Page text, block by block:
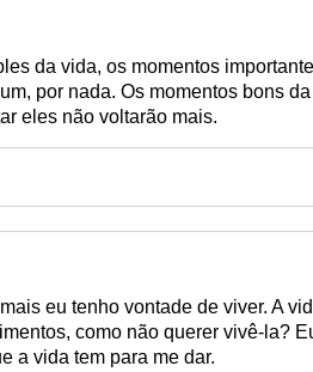
da vida, os momentos
por nada. Os momentos bons
eles não voltarão mais.
eu tenho vontade de viver. A
como não querer vivê-la?
a vida tem para me dar.